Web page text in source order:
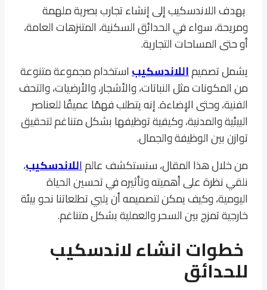
يهدف اللاندسكيب إلى إنشاء تجارب بصرية ملهمة
ومريحة، سواء في الحدائق السكنية، المتنزهات العامة،
أو حتى المساحات التجارية.
يشمل تصميماللاندسكيباستخدام مجموعة متنوعة
من المكونات مثل النباتات، والأشجار، والأرضيات، والتحف
الفنية، وحتى الإضاءة. إنه يتطلب فهمًا عميقًا للعناصر
البيئية والمدنية، وكيفية توظيفها بشكل متناغم لتحقيق
توازن بين الوظيفة والجمال.
من خلال هذا المقال، سنستكشف عالماللاندسكيب،
نلقي نظرة على أهميته وتأثيره في تحسين الحياة
اليومية، وكيف يمكن لتصميمه أن يلبي تطلعاتنا نحو بيئة
خارجية تمزج بين السحر والعملية بشكل متناغم.
خطوات انشاء لاندسكيب
للحدائق